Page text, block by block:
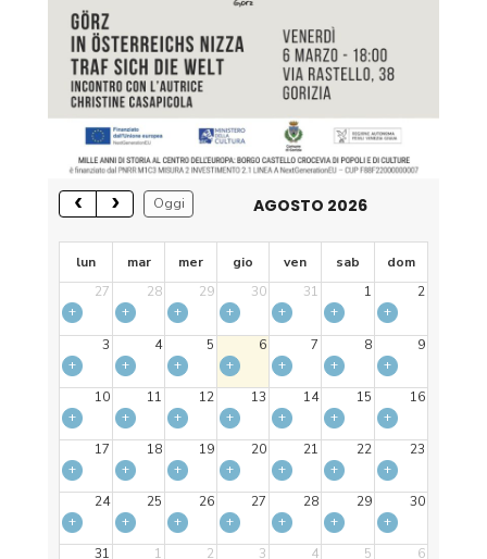
Oggi AGOSTO 2026
lun mar mer gio ven sab
dom
27
28 29 30 31 1
2
+
+ + + + +
+
3
4 5 6 7 8
9
+
+ + + + +
+
10
11 12 13 14 15
16
+
+ + + + +
+
17
18 19 20 21 22
23
+
+ + + + +
+
24
25 26 27 28 29
30
+
+ + + + +
+
31
1 2 3 4 5 6